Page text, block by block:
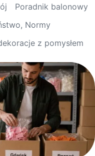
Poradnik balonowy
Normy
z pomysłem